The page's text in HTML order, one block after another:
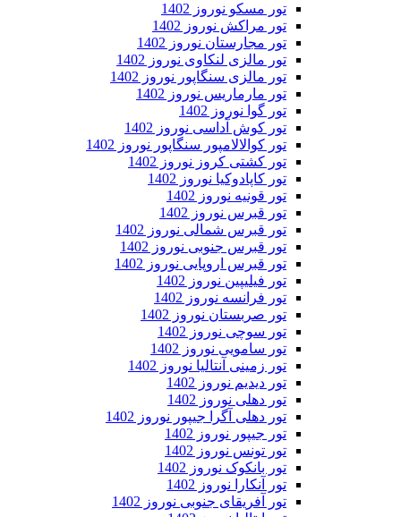
تور مسکو نوروز 1402
تور مراکش نوروز 1402
تور مجارستان نوروز 1402
تور مالزی لنکاوی نوروز 1402
تور مالزی سنگاپور نوروز 1402
تور مارماریس نوروز 1402
تور گوا نوروز 1402
تور کوش آداسی نوروز 1402
تور کوالالامپور سنگاپور نوروز 1402
تور کشتی کروز نوروز 1402
تور کاپادوکیا نوروز 1402
تور قونیه نوروز 1402
تور قبرس نوروز 1402
تور قبرس شمالی نوروز 1402
تور قبرس جنوبی نوروز 1402
تور قبرس اروپایی نوروز 1402
تور فیلیپین نوروز 1402
تور فرانسه نوروز 1402
تور صربستان نوروز 1402
تور سوچی نوروز 1402
تور سامویی نوروز 1402
تور زمینی آنتالیا نوروز 1402
تور دیدیم نوروز 1402
تور دهلی نوروز 1402
تور دهلی آگرا جیپور نوروز 1402
تور جیپور نوروز 1402
تور تونس نوروز 1402
تور بانکوک نوروز 1402
تور آنکارا نوروز 1402
تور آفریقای جنوبی نوروز 1402